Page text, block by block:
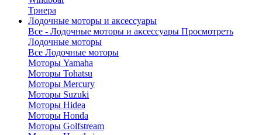
Триера
Лодочные моторы и аксессуары
Все - Лодочные моторы и аксессуары Просмотреть
Лодочные моторы
Все Лодочные моторы
Моторы Yamaha
Моторы Tohatsu
Моторы Mercury
Моторы Suzuki
Моторы Hidea
Моторы Honda
Моторы Golfstream